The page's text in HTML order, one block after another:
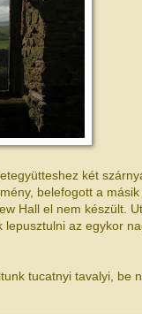
két
belefogott a
Hall el nem készült.
az egykor
tucatnyi tavalyi, be